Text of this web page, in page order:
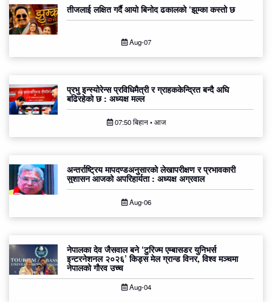
तीजलाई लक्षित गर्दै आयो बिनोद ढकालको ‘झुम्का कस्तो छ
Aug-07
प्रभु इन्स्योरेन्स प्रविधिमैत्री र ग्राहककेन्द्रित बन्दै अघि
बढिरहेको छ : अध्यक्ष मल्ल
07:50 बिहान • आज
अन्तर्राष्ट्रिय मापदण्डअनुसारको लेखापरीक्षण र प्रभावकारी
सुशासन आजको अपरिहार्यता : अध्यक्ष अग्रवाल
Aug-06
नेपालका देव जैसवाल बने ‘टुरिज्म एम्बासडर युनिभर्स
इन्टरनेशनल २०२६’ किड्स मेल ग्रान्ड विनर, विश्व मञ्चमा
नेपालको गौरव उच्च
Aug-04